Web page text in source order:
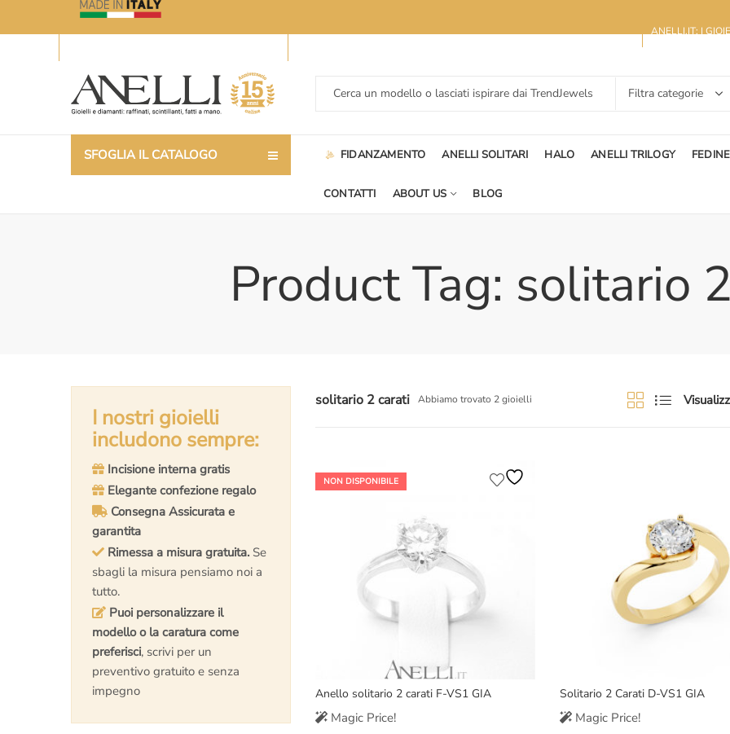
ANELLI.IT: I
SFOGLIA IL CATALOGO FIDANZAMENTO ANELLI SOLITARI HALO ANELLI TRILOGY FEDINE
CONTATTI ABOUT US BLOG
Product Tag: solitario
solitario 2 carati Abbiamo trovato 2 gioielli
NON DISPONIBILE
Anello solitario 2 carati F-VS1 GIA
Magic Price!
Solitario 2 Carati D-VS1 GIA
Magic Price!
I nostri gioielli
includono sempre:
Incisione interna gratis
Elegante confezione regalo
Consegna Assicurata e
garantita
Rimessa a misura gratuita. Se
sbagli la misura pensiamo noi a
tutto.
Puoi personalizzare il
modello o la caratura come
preferisci, scrivi per un
preventivo gratuito e senza
impegno